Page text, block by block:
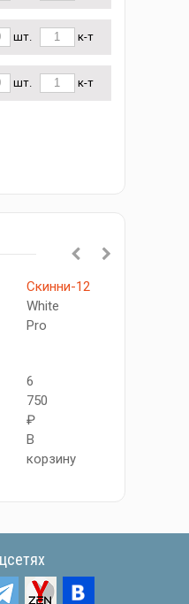
шт. к-т
шт. к-т
Скинни-12
White
Pro
6
750
₽
В
корзину